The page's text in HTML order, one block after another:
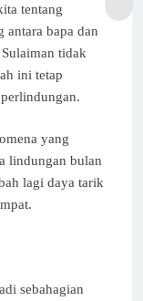
tentang
antara bapa dan
tidak
ini tetap
yang
lindungan bulan
lagi daya tarik
sebahagian